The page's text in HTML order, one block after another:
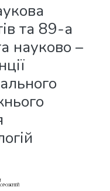
та 89-а
науково –